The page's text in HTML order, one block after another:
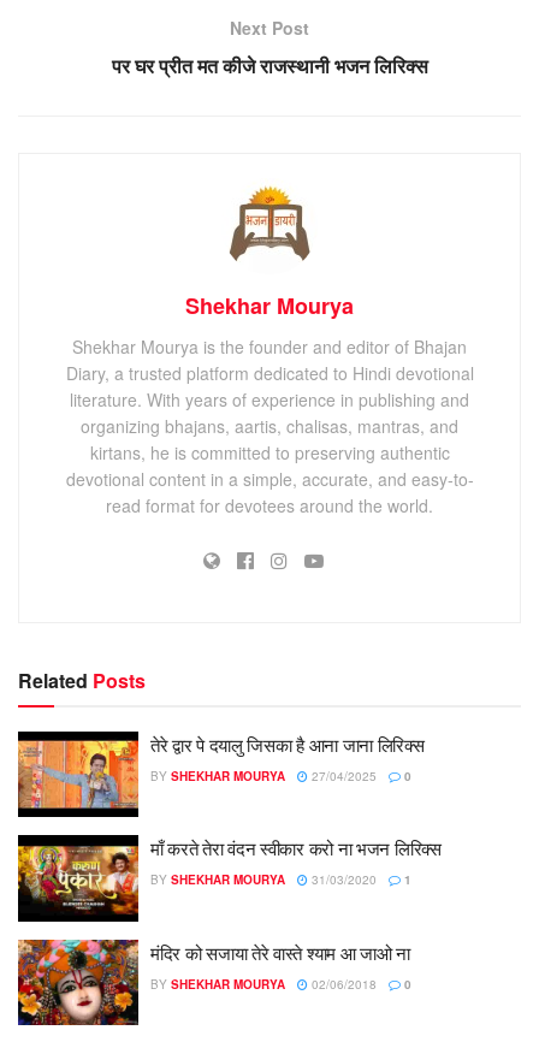
Next Post
पर घर प्रीत मत कीजे राजस्थानी भजन लिरिक्स
Shekhar Mourya
Shekhar Mourya is the founder and editor of Bhajan
Diary, a trusted platform dedicated to Hindi devotional
literature. With years of experience in publishing and
organizing bhajans, aartis, chalisas, mantras, and
kirtans, he is committed to preserving authentic
devotional content in a simple, accurate, and easy-to-
read format for devotees around the world.
Related Posts
तेरे द्वार पे दयालु जिसका है आना जाना लिरिक्स
BY SHEKHAR MOURYA 27/04/2025 0
माँ करते तेरा वंदन स्वीकार करो ना भजन लिरिक्स
BY SHEKHAR MOURYA 31/03/2020 1
मंदिर को सजाया तेरे वास्ते श्याम आ जाओ ना
BY SHEKHAR MOURYA 02/06/2018 0